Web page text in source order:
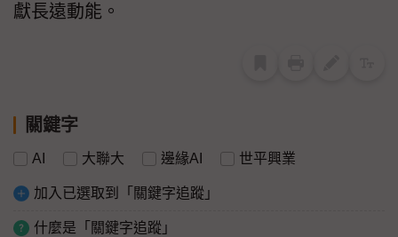
獻長遠動能。
關鍵字
AI 大聯大 邊緣AI 世平興業
加入已選取到「關鍵字追蹤」
什麼是「關鍵字追蹤」